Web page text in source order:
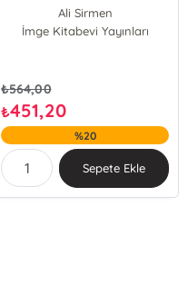
Ali Sirmen
Ümit Aslanbay
İmge Kitabevi Yayınları
₺564,00
₺451,20
%20
Sepete Ekle